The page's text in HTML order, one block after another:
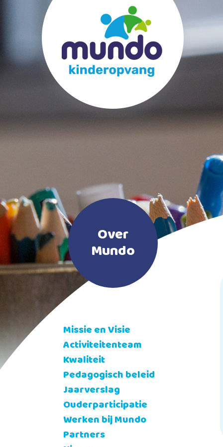
Over
Mundo
Missie en Visie
Activiteitenteam
Kwaliteit
Pedagogisch beleid
Jaarverslag
Ouderparticipatie
Werken bij Mundo
Partners